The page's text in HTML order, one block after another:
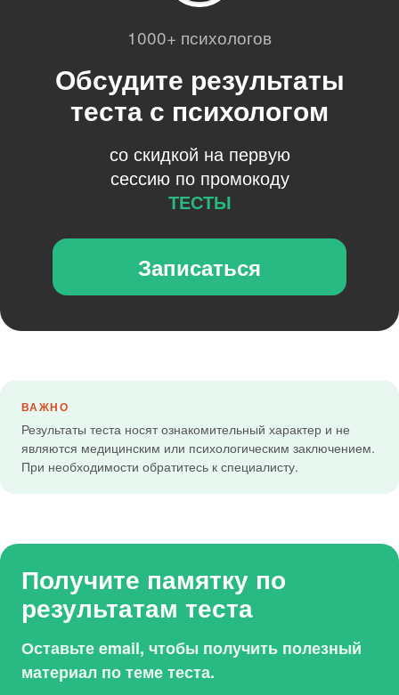
1000+ психологов
Обсудите результаты
теста с психологом
со скидкой на первую
сессию по промокоду
ТЕСТЫ
Записаться
ВАЖНО
Результаты теста носят ознакомительный характер и не
являются медицинским или психологическим заключением.
При необходимости обратитесь к специалисту.
Получите памятку по
результатам теста
Оставьте email, чтобы получить полезный
материал по теме теста.